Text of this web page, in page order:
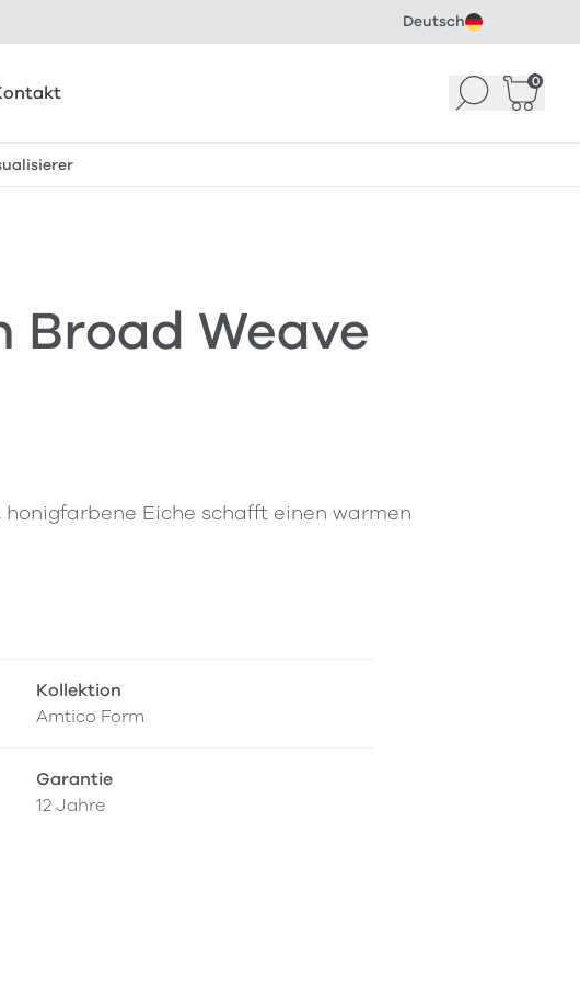
Deutsch
Suchen 0
Broad Weave
honigfarbene Eiche schafft einen warmen
Kollektion
Amtico Form
Garantie
12 Jahre